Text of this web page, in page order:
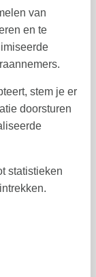
26van
en te
stem je er
doorsturen
statistieken